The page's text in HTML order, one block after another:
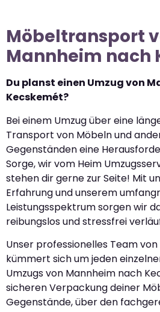
Möbeltransport
Mannheim nach
Du planst einen Umzug von
Kecskemét?
Bei einem Umzug über eine
Transport von Möbeln und
Gegenständen eine
Sorge, wir vom Heim
stehen dir gerne zur Seite! Mit
Erfahrung und unserem
Leistungsspektrum sorgen wir
reibungslos und stressfrei
Unser professionelles Team
kümmert sich um jeden
Umzugs von Mannheim nach
sicheren Verpackung deiner
Gegenstände, über den